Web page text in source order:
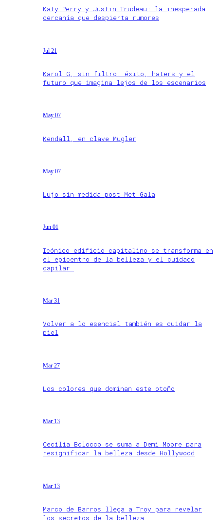
Katy Perry y Justin Trudeau: la inesperada
cercanía que despierta rumores
Jul 21
Karol G, sin filtro: éxito, haters y el
futuro que imagina lejos de los escenarios
May 07
Kendall, en clave Mugler
May 07
Lujo sin medida post Met Gala
Jun 01
Icónico edificio capitalino se transforma en
el epicentro de la belleza y el cuidado
capilar
Mar 31
Volver a lo esencial también es cuidar la
piel
Mar 27
Los colores que dominan este otoño
Mar 13
Cecilia Bolocco se suma a Demi Moore para
resignificar la belleza desde Hollywood
Mar 13
Marco de Barros llega a Troy para revelar
los secretos de la belleza